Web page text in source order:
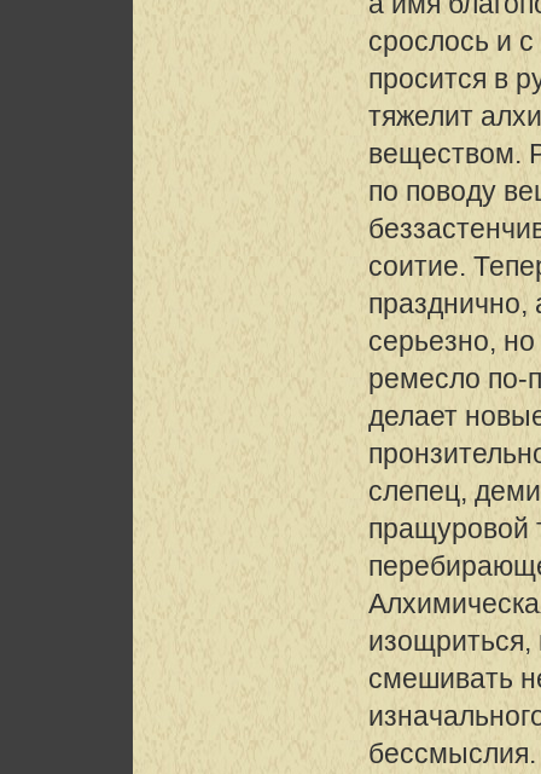
срослось и
просится в
тяжелит
веществом.
по поводу
соитие.
празднично,
серьезно,
ремесло по-
делает
слепец,
пращуровой
изощриться,
смешивать
бессмыслия.